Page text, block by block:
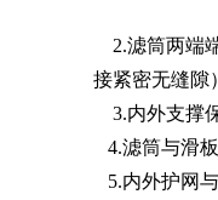
2.滤筒两端
接紧密无缝隙
3.内外支撑
4.滤筒与滑
5.内外护网